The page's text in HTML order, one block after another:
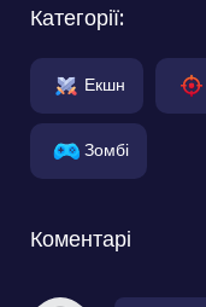
Категорії:
Екшн
Зомбі
Коментарі